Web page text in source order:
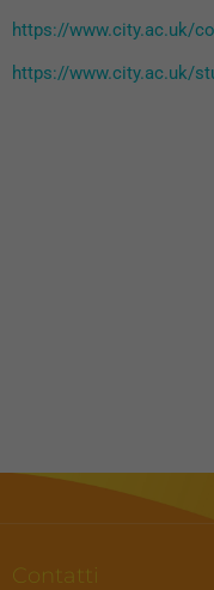
https://www.city.ac.uk/
https://www.city.ac.uk/
Contatti